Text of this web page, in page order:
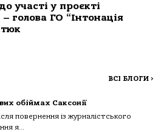
участі у проєкті
голова ГО “Інтонація
ВСІ БЛОГИ >
обіймах Саксонії
повернення із журналістського
я...